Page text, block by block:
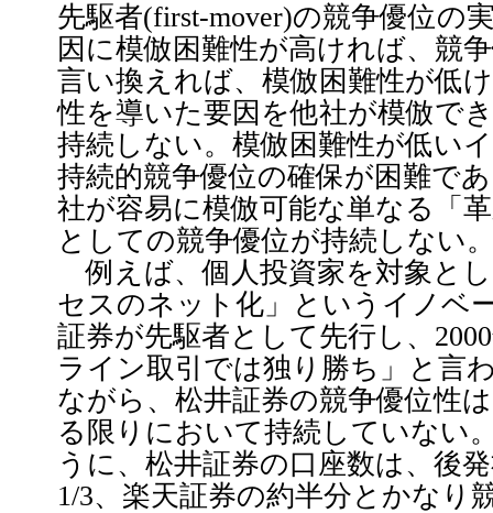
先駆者(first-mover)の競争優位の
因に模倣困難性が高ければ、競
言い換えれば、模倣困難性が低
性を導いた要因を他社が模倣で
持続しない。模倣困難性が低い
持続的競争優位の確保が困難で
社が容易に模倣可能な単なる「
としての競争優位が持続しない
例えば、個人投資家を対象と
セスのネット化」というイノベ
証券が先駆者として先行し、
ライン取引では独り勝ち」と言
ながら、松井証券の競争優位性
る限りにおいて持続していない
うに、松井証券の口座数は、後
1/3、楽天証券の約半分とかなり